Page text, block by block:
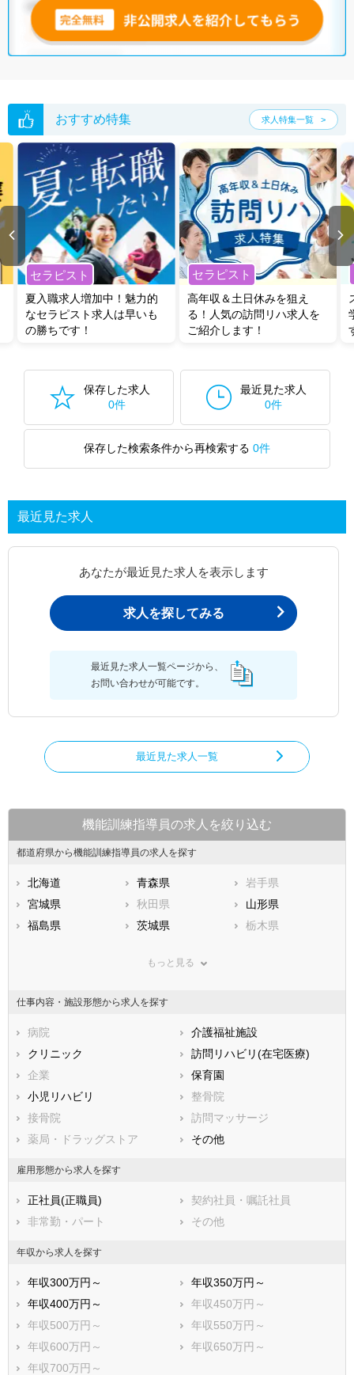
おすすめ特集 求人特集一覧
セラピスト
夏入職求人増加中！魅力的
なセラピスト求人は早いも
の勝ちです！
セラピスト
高年収＆土日休みを狙え
る！人気の訪問リハ求人を
ご紹介します！
保存した求人
0件
最近見た求人
0件
保存した検索条件から再検索する 0件
最近見た求人
あなたが最近見た求人を表示します
求人を探してみる
最近見た求人一覧ページから、
お問い合わせが可能です。
最近見た求人一覧
機能訓練指導員の求人を絞り込む
都道府県から機能訓練指導員の求人を探す
北海道 青森県
岩手県
宮城県
秋田県
山形県
福島県
茨城県
栃木県
神奈川県
石川県
福井県
静岡県
三重県
滋賀県
大阪府
兵庫県
鳥取県
広島県
徳島県
香川県
愛媛県
鹿児島県
もっと見る
仕事内容・施設形態から求人を探す
病院
介護福祉施設
クリニック
訪問リハビリ(在宅医療)
企業
保育園
小児リハビリ
整骨院
接骨院
訪問マッサージ
薬局・ドラッグストア
その他
雇用形態から求人を探す
正社員(正職員)
契約社員・嘱託社員
非常勤・パート
その他
年収から求人を探す
年収300万円～
年収350万円～
年収400万円～
年収450万円～
年収500万円～
年収550万円～
年収600万円～
年収650万円～
年収700万円～